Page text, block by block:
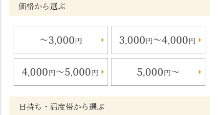
価格から選ぶ
日持ち・温度帯から選ぶ